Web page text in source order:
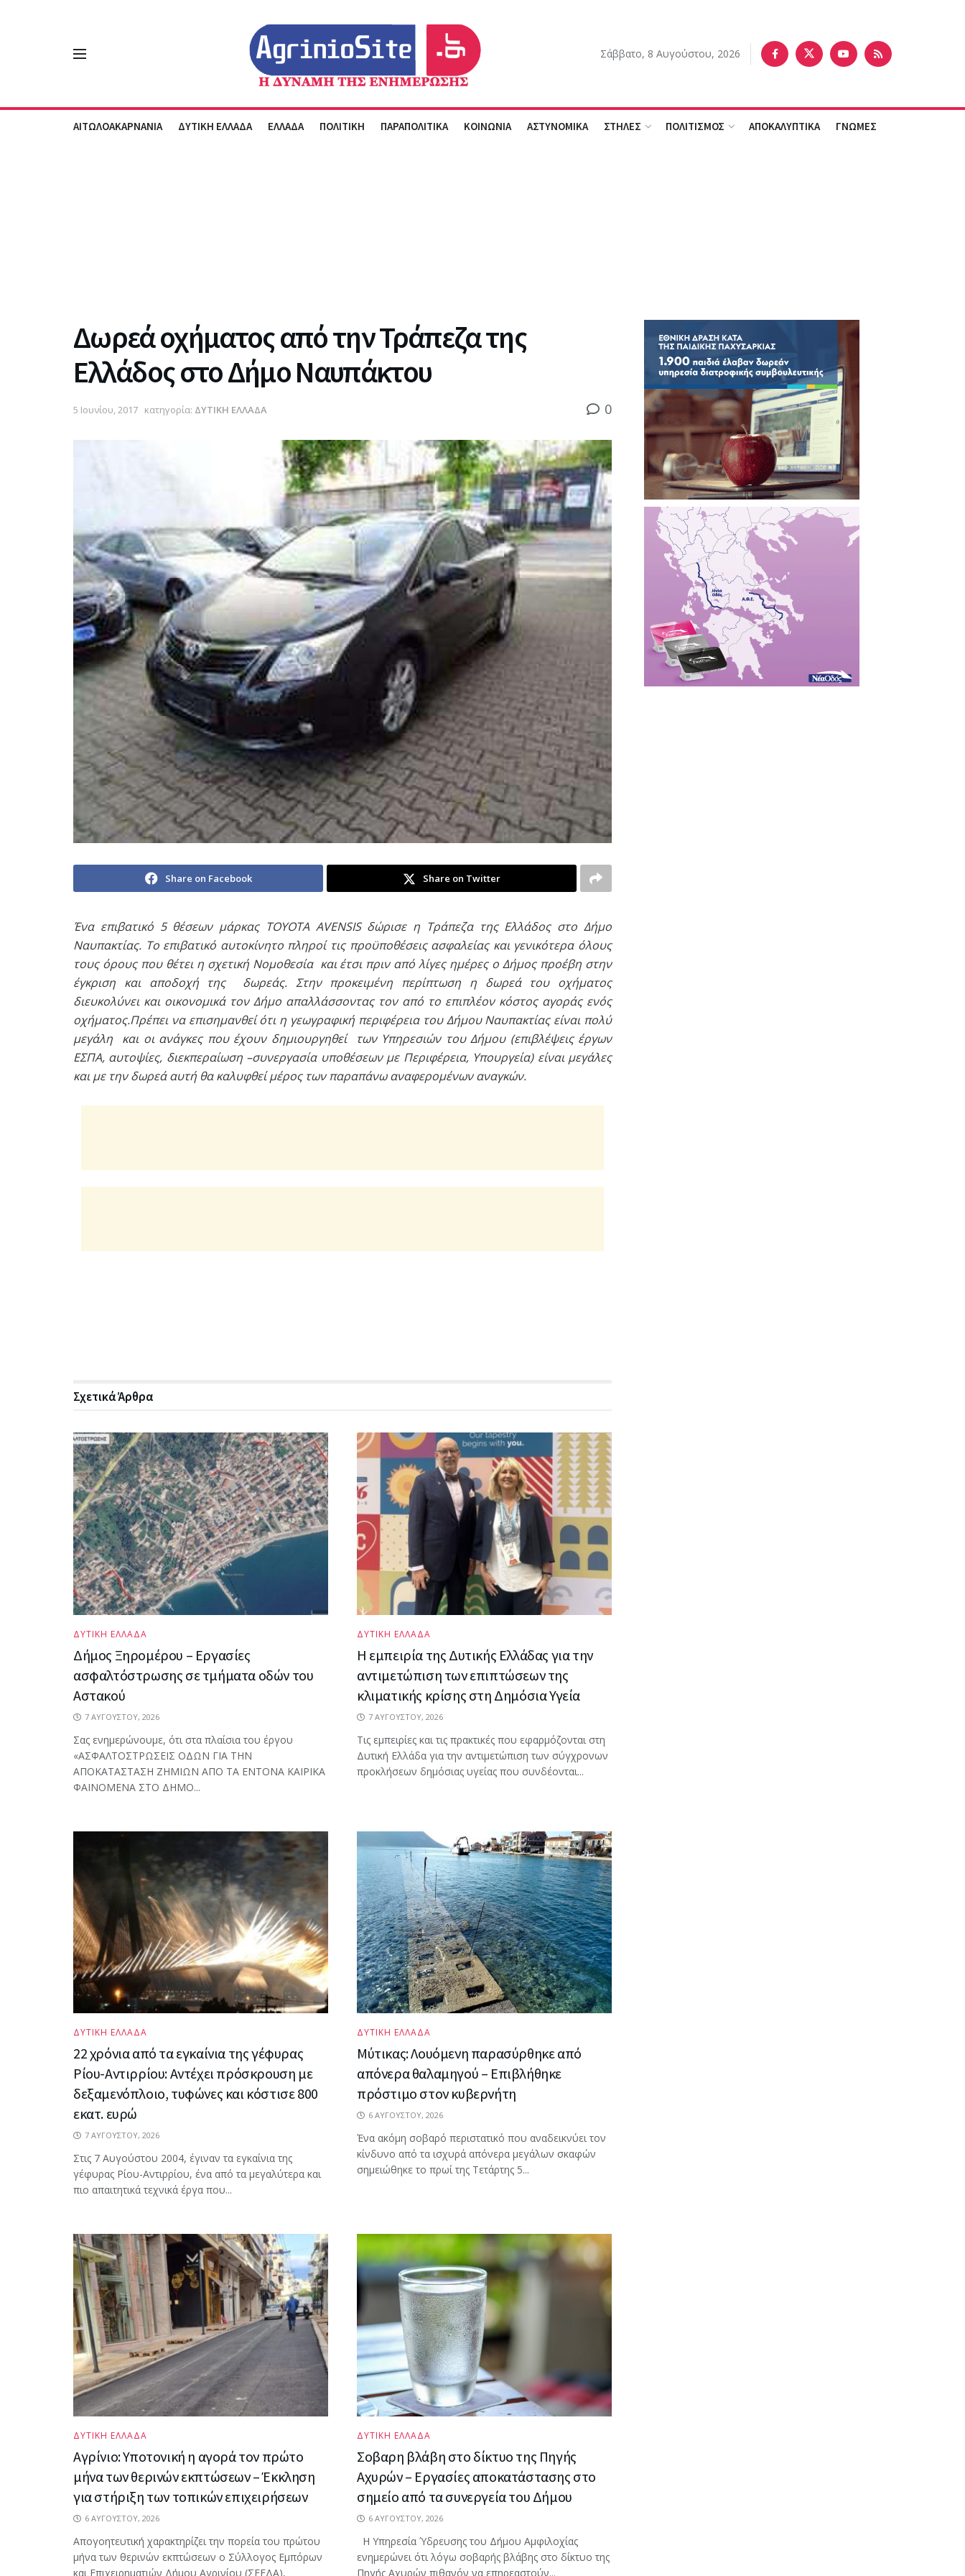
Σάββατο, 8 Αυγούστου, 2026
ΑΙΤΩΛΟΑΚΑΡΝΑΝΙΑ ΔΥΤΙΚΗ ΕΛΛΑΔΑ ΕΛΛΑΔΑ ΠΟΛΙΤΙΚΗ ΠΑΡΑΠΟΛΙΤΙΚΑ ΚΟΙΝΩΝΙΑ ΑΣΤΥΝΟΜΙΚΑ ΣΤΗΛΕΣ ΠΟΛΙΤΙΣΜΟΣ ΑΠΟΚΑΛΥΠΤΙΚΑ ΓΝΩΜΕΣ
Δωρεά οχήματος από την Τράπεζα της
Ελλάδος στο Δήμο Ναυπάκτου
5 Ιουνίου, 2017 κατηγορία: ΔΥΤΙΚΗ ΕΛΛΑΔΑ 0
Share on Facebook Share on Twitter
Ένα επιβατικό 5 θέσεων μάρκας ΤΟΥΟΤΑ AVENSIS δώρισε η Τράπεζα της Ελλάδος στο Δήμο
Ναυπακτίας. Το επιβατικό αυτοκίνητο πληροί τις προϋποθέσεις ασφαλείας και γενικότερα όλους
τους όρους που θέτει η σχετική Νομοθεσία και έτσι πριν από λίγες ημέρες ο Δήμος προέβη στην
έγκριση και αποδοχή της δωρεάς. Στην προκειμένη περίπτωση η δωρεά του οχήματος
διευκολύνει και οικονομικά τον Δήμο απαλλάσσοντας τον από το επιπλέον κόστος αγοράς ενός
οχήματος.Πρέπει να επισημανθεί ότι η γεωγραφική περιφέρεια του Δήμου Ναυπακτίας είναι πολύ
μεγάλη και οι ανάγκες που έχουν δημιουργηθεί των Υπηρεσιών του Δήμου (επιβλέψεις έργων
ΕΣΠΑ, αυτοψίες, διεκπεραίωση –συνεργασία υποθέσεων με Περιφέρεια, Υπουργεία) είναι μεγάλες
και με την δωρεά αυτή θα καλυφθεί μέρος των παραπάνω αναφερομένων αναγκών.
ΣχετικάΆρθρα
ΔΥΤΙΚΗ ΕΛΛΑΔΑ
Δήμος Ξηρομέρου – Εργασίες
ασφαλτόστρωσης σε τμήματα οδών του
Αστακού
7 ΑΥΓΟΎΣΤΟΥ, 2026
Σας ενημερώνουμε, ότι στα πλαίσια του έργου
«ΑΣΦΑΛΤΟΣΤΡΩΣΕΙΣ ΟΔΩΝ ΓΙΑ ΤΗΝ
ΑΠΟΚΑΤΑΣΤΑΣΗ ΖΗΜΙΩΝ ΑΠΟ ΤΑ ΕΝΤΟΝΑ ΚΑΙΡΙΚΑ
ΦΑΙΝΟΜΕΝΑ ΣΤΟ ΔΗΜΟ...
ΔΥΤΙΚΗ ΕΛΛΑΔΑ
Η εμπειρία της Δυτικής Ελλάδας για την
αντιμετώπιση των επιπτώσεων της
κλιματικής κρίσης στη Δημόσια Υγεία
7 ΑΥΓΟΎΣΤΟΥ, 2026
Τις εμπειρίες και τις πρακτικές που εφαρμόζονται στη
Δυτική Ελλάδα για την αντιμετώπιση των σύγχρονων
προκλήσεων δημόσιας υγείας που συνδέονται...
ΔΥΤΙΚΗ ΕΛΛΑΔΑ
22 χρόνια από τα εγκαίνια της γέφυρας
Ρίου-Αντιρρίου: Αντέχει πρόσκρουση με
δεξαμενόπλοιο, τυφώνες και κόστισε 800
εκατ. ευρώ
7 ΑΥΓΟΎΣΤΟΥ, 2026
Στις 7 Αυγούστου 2004, έγιναν τα εγκαίνια της
γέφυρας Ρίου-Αντιρρίου, ένα από τα μεγαλύτερα και
πιο απαιτητικά τεχνικά έργα που...
ΔΥΤΙΚΗ ΕΛΛΑΔΑ
Μύτικας: Λουόμενη παρασύρθηκε από
απόνερα θαλαμηγού – Επιβλήθηκε
πρόστιμο στον κυβερνήτη
6 ΑΥΓΟΎΣΤΟΥ, 2026
Ένα ακόμη σοβαρό περιστατικό που αναδεικνύει τον
κίνδυνο από τα ισχυρά απόνερα μεγάλων σκαφών
σημειώθηκε το πρωί της Τετάρτης 5...
ΔΥΤΙΚΗ ΕΛΛΑΔΑ
Αγρίνιο: Υποτονική η αγορά τον πρώτο
μήνα των θερινών εκπτώσεων – Έκκληση
για στήριξη των τοπικών επιχειρήσεων
6 ΑΥΓΟΎΣΤΟΥ, 2026
Απογοητευτική χαρακτηρίζει την πορεία του πρώτου
μήνα των θερινών εκπτώσεων ο Σύλλογος Εμπόρων
και Επιχειρηματιών Δήμου Αγρινίου (ΣΕΕΔΑ),
ΔΥΤΙΚΗ ΕΛΛΑΔΑ
Σοβαρη βλάβη στο δίκτυο της Πηγής
Αχυρών – Εργασίες αποκατάστασης στο
σημείο από τα συνεργεία του Δήμου
6 ΑΥΓΟΎΣΤΟΥ, 2026
Η Υπηρεσία Ύδρευσης του Δήμου Αμφιλοχίας
ενημερώνει ότι λόγω σοβαρής βλάβης στο δίκτυο της
Πηγής Αχυρών πιθανόν να επηρεαστούν...